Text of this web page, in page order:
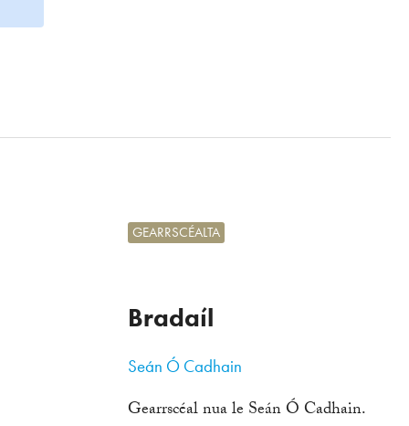
Bradaíl
GEARRSCÉALTA
Seán Ó Cadhain
Gearrscéal nua le Seán Ó Cadhain.